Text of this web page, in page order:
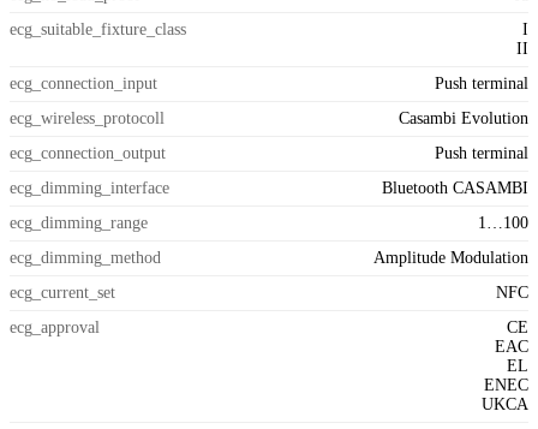
ecg_suitable_fixture_class
I
II
ecg_connection_input
Push terminal
ecg_wireless_protocoll
Casambi Evolution
ecg_connection_output
Push terminal
ecg_dimming_interface
Bluetooth CASAMBI
ecg_dimming_range
1…100
ecg_dimming_method
Amplitude Modulation
ecg_current_set
NFC
ecg_approval
CE
EAC
EL
ENEC
UKCA